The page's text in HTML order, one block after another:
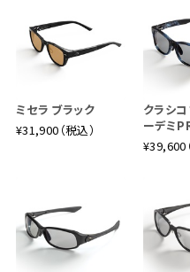
ミセラ ブラック
¥31,900（税込）
クラシ
ーデミ
¥39,600